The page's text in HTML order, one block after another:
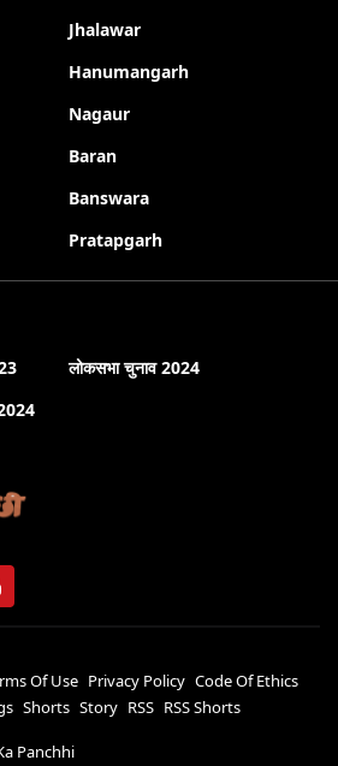
Jhalawar
Hanumangarh
Nagaur
Baran
Banswara
Pratapgarh
लोकसभा चुनाव 2024
Of Use Privacy Policy Code Of Ethics
Shorts Story RSS RSS Shorts
Panchhi